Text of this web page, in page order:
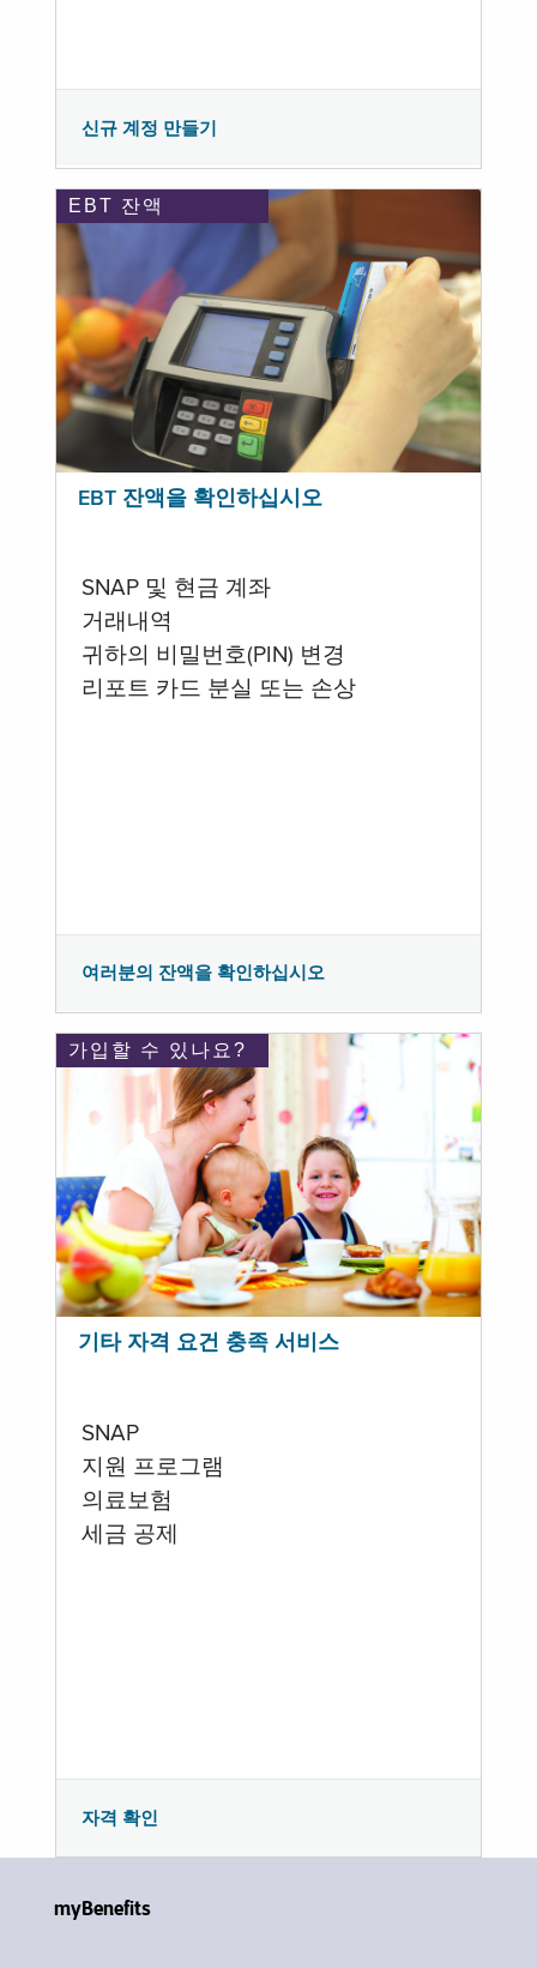
신규 계정 만들기
EBT 잔액
EBT 잔액을 확인하십시오
SNAP 및 현금 계좌
거래내역
귀하의 비밀번호(PIN) 변경
리포트 카드 분실 또는 손상
여러분의 잔액을 확인하십시오
가입할 수 있나요?
기타 자격 요건 충족 서비스
SNAP
지원 프로그램
의료보험
세금 공제
자격 확인
myBenefits